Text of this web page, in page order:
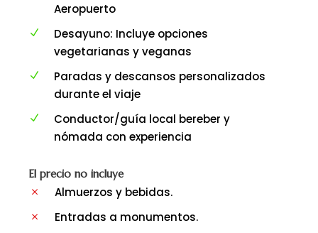
Aeropuerto
Desayuno: Incluye opciones
vegetarianas y veganas
Paradas y descansos personalizados
durante el viaje
Conductor/guía local bereber y
nómada con experiencia
El precio no incluye
Almuerzos y bebidas.
Entradas a monumentos.